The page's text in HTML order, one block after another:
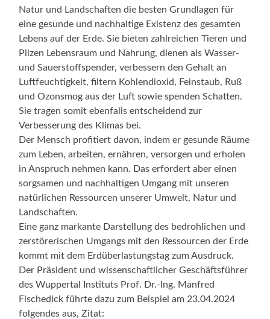
Natur und Landschaften die besten Grundlagen für
eine gesunde und nachhaltige Existenz des gesamten
Lebens auf der Erde. Sie bieten zahlreichen Tieren und
Pilzen Lebensraum und Nahrung, dienen als Wasser-
und Sauerstoffspender, verbessern den Gehalt an
Luftfeuchtigkeit, filtern Kohlendioxid, Feinstaub, Ruß
und Ozonsmog aus der Luft sowie spenden Schatten.
Sie tragen somit ebenfalls entscheidend zur
Verbesserung des Klimas bei.
Der Mensch profitiert davon, indem er gesunde Räume
zum Leben, arbeiten, ernähren, versorgen und erholen
in Anspruch nehmen kann. Das erfordert aber einen
sorgsamen und nachhaltigen Umgang mit unseren
natürlichen Ressourcen unserer Umwelt, Natur und
Landschaften.
Eine ganz markante Darstellung des bedrohlichen und
zerstörerischen Umgangs mit den Ressourcen der Erde
kommt mit dem Erdüberlastungstag zum Ausdruck.
Der Präsident und wissenschaftlicher Geschäftsführer
des Wuppertal Instituts Prof. Dr.-Ing. Manfred
Fischedick führte dazu zum Beispiel am 23.04.2024
folgendes aus, Zitat: